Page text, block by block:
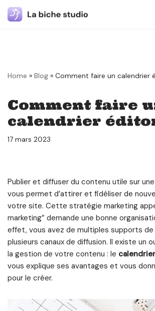
Home » Blog » Comment faire un calendrier
Comment faire
calendrier
17 mars 2023
Publier et diffuser du contenu utile sur
vous permet d’attirer et fidéliser de
votre site. Cette stratégie marketing
marketing” demande une bonne
effet, vous avez de multiples supports
plusieurs canaux de diffusion. Il existe un
la gestion de votre contenu : le
vous explique ses avantages et vous
pour le créer.